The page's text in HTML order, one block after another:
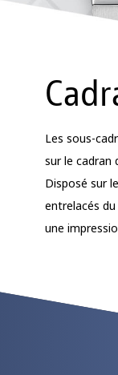
Les sous-
sur le cadran
Disposé sur
entrelacés
une